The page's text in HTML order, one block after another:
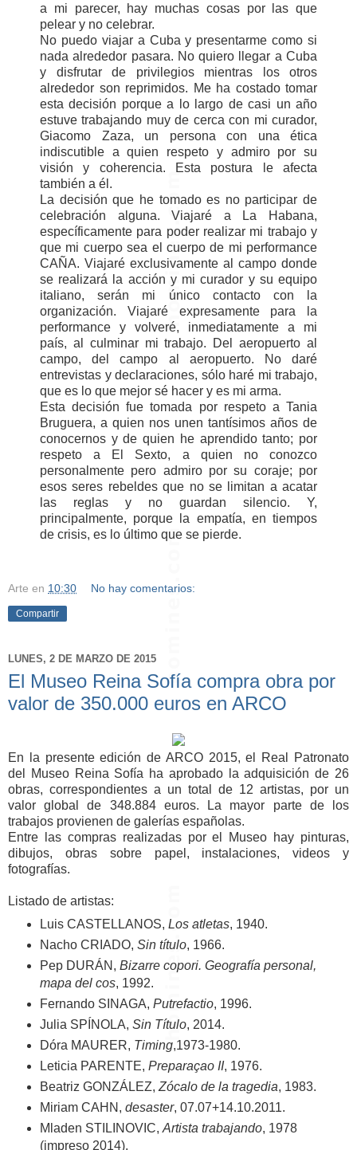
a mi parecer, hay muchas cosas por las que
pelear y no celebrar.
No puedo viajar a Cuba y presentarme como si
nada alrededor pasara. No quiero llegar a Cuba
y disfrutar de privilegios mientras los otros
alrededor son reprimidos. Me ha costado tomar
esta decisión porque a lo largo de casi un año
estuve trabajando muy de cerca con mi curador,
Giacomo Zaza, un persona con una ética
indiscutible a quien respeto y admiro por su
visión y coherencia. Esta postura le afecta
también a él.
La decisión que he tomado es no participar de
celebración alguna. Viajaré a La Habana,
específicamente para poder realizar mi trabajo y
que mi cuerpo sea el cuerpo de mi performance
CAÑA. Viajaré exclusivamente al campo donde
se realizará la acción y mi curador y su equipo
italiano, serán mi único contacto con la
organización. Viajaré expresamente para la
performance y volveré, inmediatamente a mi
país, al culminar mi trabajo. Del aeropuerto al
campo, del campo al aeropuerto. No daré
entrevistas y declaraciones, sólo haré mi trabajo,
que es lo que mejor sé hacer y es mi arma.
Esta decisión fue tomada por respeto a Tania
Bruguera, a quien nos unen tantísimos años de
conocernos y de quien he aprendido tanto; por
respeto a El Sexto, a quien no conozco
personalmente pero admiro por su coraje; por
esos seres rebeldes que no se limitan a acatar
las reglas y no guardan silencio. Y,
principalmente, porque la empatía, en tiempos
de crisis, es lo último que se pierde.
Arte en 10:30 No hay comentarios:
Compartir
LUNES, 2 DE MARZO DE 2015
El Museo Reina Sofía compra obra por
valor de 350.000 euros en ARCO
En la presente edición de ARCO 2015, el Real Patronato
del Museo Reina Sofía ha aprobado la adquisición de 26
obras, correspondientes a un total de 12 artistas, por un
valor global de 348.884 euros. La mayor parte de los
trabajos provienen de galerías españolas.
Entre las compras realizadas por el Museo hay pinturas,
dibujos, obras sobre papel, instalaciones, videos y
fotografías.
Listado de artistas:
Luis CASTELLANOS, Los atletas, 1940.
Nacho CRIADO, Sin título, 1966.
Pep DURÁN, Bizarre copori. Geografía personal,
mapa del cos, 1992.
Fernando SINAGA, Putrefactio, 1996.
Julia SPÍNOLA, Sin Título, 2014.
Dóra MAURER, Timing,1973-1980.
Leticia PARENTE, Preparaçao II, 1976.
Beatriz GONZÁLEZ, Zócalo de la tragedia, 1983.
Miriam CAHN, desaster, 07.07+14.10.2011.
Mladen STILINOVIC, Artista trabajando, 1978
(impreso 2014).